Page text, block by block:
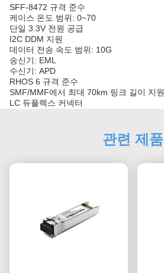
SFF-8472 규격 준수
케이스 온도 범위: 0~70
단일 3.3V 전원 공급
I2C DDM 지원
데이터 전송 속도 범위: 10G
송신기: EML
수신기: APD
RHOS 6 규격 준수
SMF/MMF에서 최대 70km 링크 길이 지원
LC 듀플렉스 커넥터
관련 제품